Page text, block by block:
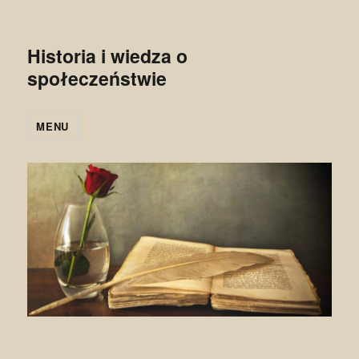
Historia i wiedza o
społeczeństwie
MENU